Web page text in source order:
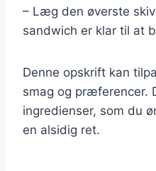
– Læg den øverste
sandwich er klar til at
Denne opskrift kan
smag og præferencer.
ingredienser, som du
en alsidig ret.